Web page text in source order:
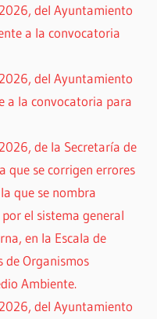
del Ayuntamiento
a la convocatoria
del Ayuntamiento
a la convocatoria para
de la Secretaría de
que se corrigen errores
que se nombra
el sistema general
en la Escala de
de Organismos
Ambiente.
del Ayuntamiento